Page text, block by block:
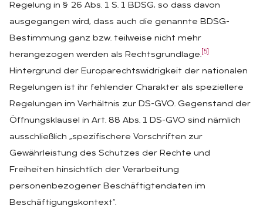
Regelung in § 26 Abs. 1 S. 1 BDSG, so dass davon
ausgegangen wird, dass auch die genannte BDSG-
Bestimmung ganz bzw. teilweise nicht mehr
herangezogen werden als Rechtsgrundlage. [5]
Hintergrund der Europarechtswidrigkeit der nationalen
Regelungen ist ihr fehlender Charakter als speziellere
Regelungen im Verhältnis zur DS-GVO. Gegenstand der
Öffnungsklausel in Art. 88 Abs. 1 DS-GVO sind nämlich
ausschließlich „spezifischere Vorschriften zur
Gewährleistung des Schutzes der Rechte und
Freiheiten hinsichtlich der Verarbeitung
personenbezogener Beschäftigtendaten im
Beschäftigungskontext“.